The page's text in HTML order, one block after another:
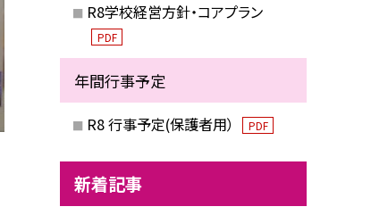
R8学校経営方針・コアプラン
PDF
年間行事予定
R8 行事予定(保護者用） PDF
新着記事